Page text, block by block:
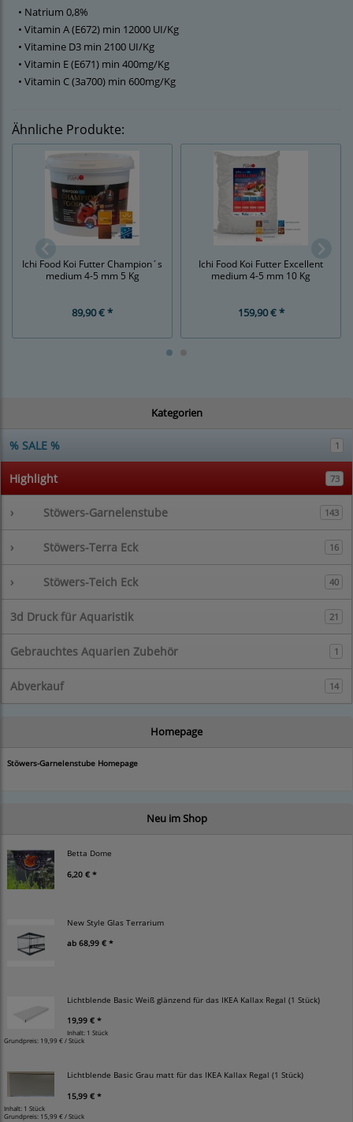
Kategorien
% SALE % 1
Highlight 73
› Stöwers-Garnelenstube 143
› Stöwers-Terra Eck 16
› Stöwers-Teich Eck 40
3d Druck für Aquaristik 21
Gebrauchtes Aquarien Zubehör 1
Abverkauf 14
Homepage
Stöwers-Garnelenstube Homepage
Neu im Shop
Betta Dome
6,20 € *
New Style Glas Terrarium
ab 68,99 € *
Lichtblende Basic Weiß glänzend für das IKEA Kallax Regal (1 Stück)
19,99 € *
Inhalt: 1 Stück
Grundpreis: 19,99 € / Stück
Lichtblende Basic Grau matt für das IKEA Kallax Regal (1 Stück)
15,99 € *
Inhalt: 1 Stück
Grundpreis: 15,99 € / Stück
• Natrium 0,8%
• Vitamin A (E672) min 12000 UI/Kg
• Vitamine D3 min 2100 UI/Kg
• Vitamin E (E671) min 400mg/Kg
• Vitamin C (3a700) min 600mg/Kg
Ähnliche Produkte:
Ichi Food Koi Futter Champion´s
medium 4-5 mm 5 Kg
89,90 € *
Ichi Food Koi Futter Excellent
medium 4-5 mm 10 Kg
159,90 € *